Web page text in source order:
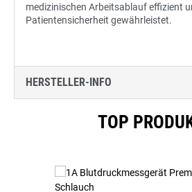
medizinischen Arbeitsablauf effizient
Patientensicherheit gewährleistet.
HERSTELLER-INFO
TOP